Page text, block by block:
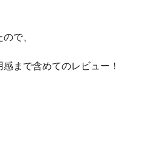
で、
まで含めてのレビュー！